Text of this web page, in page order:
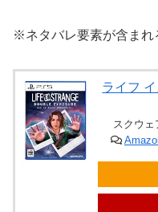
※ネタバレ要素が含まれ
ライフ
スクウ